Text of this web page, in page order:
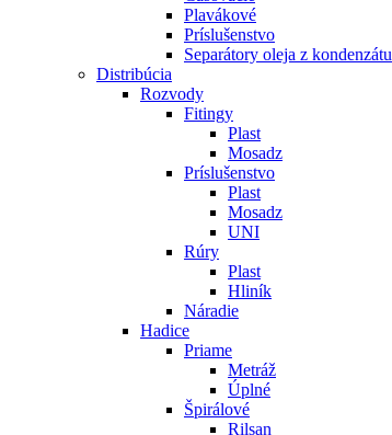
Plavákové
Príslušenstvo
Separátory oleja z kondenzátu
Distribúcia
Rozvody
Fitingy
Plast
Mosadz
Príslušenstvo
Plast
Mosadz
UNI
Rúry
Plast
Hliník
Náradie
Hadice
Priame
Metráž
Úplné
Špirálové
Rilsan